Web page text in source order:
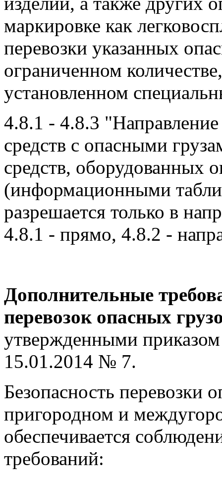
маркировке как
перевозки указанных
ограниченном
установленном
4.8.1 - 4.8.3
средств с опасными
средств, оборудованных
(информационными
разрешается только в
4.8.1 - прямо, 4.8.2 -
Дополнительные
перевозок опасных
утвержденными
15.01.2014 № 7.
Безопасность перевозки
пригородном и
обеспечивается
требований: